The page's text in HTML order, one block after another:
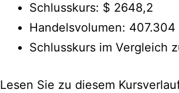
Schlusskurs: $ 2648,2
Handelsvolumen: 407.304
Schlusskurs im Vergleich
Lesen Sie zu diesem